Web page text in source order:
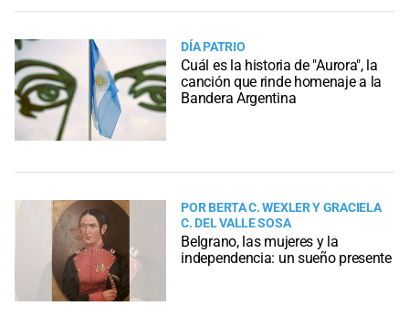
DÍA PATRIO
Cuál es la historia de "Aurora", la
canción que rinde homenaje a la
Bandera Argentina
POR BERTA C. WEXLER Y GRACIELA
C. DEL VALLE SOSA
Belgrano, las mujeres y la
independencia: un sueño presente